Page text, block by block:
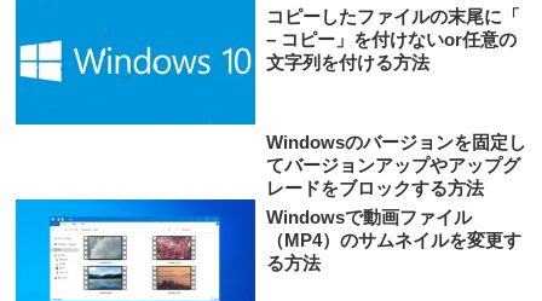
コピーしたファイルの末尾に「
– コピー」を付けないor任意の
文字列を付ける方法
Windowsのバージョンを固定し
てバージョンアップやアップグ
レードをブロックする方法
Windowsで動画ファイル
（MP4）のサムネイルを変更す
る方法